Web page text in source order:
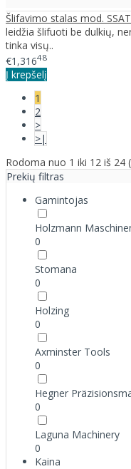
Šlifavimo stalas mod.
leidžia šlifuoti be dulkių,
tinka visų..
€1,31648
Į krepšelį
1
2
>
>|
Rodoma nuo 1 iki 12 iš 24
Prekių filtras
Gamintojas
Holzmann
0
Stomana
0
Holzing
0
Axminster Tools
0
Hegner
0
Laguna Machinery
0
Kaina